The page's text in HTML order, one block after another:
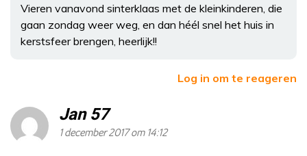
Vieren vanavond sinterklaas met de kleinkinderen, die
gaan zondag weer weg, en dan héél snel het huis in
kerstsfeer brengen, heerlijk!!
Log in om te reageren
Jan 57
1 december 2017 om 14:12